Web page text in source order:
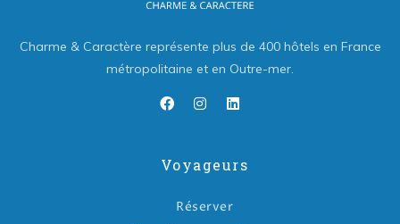
Charme & Caractère représente plus de 400 hôtels en France
métropolitaine et en Outre-mer.
Voyageurs
Réserver